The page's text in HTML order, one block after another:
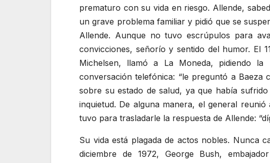
prematuro con su vida en riesgo. Allende,
un grave problema familiar y pidió que se
Allende. Aunque no tuvo escrúpulos para
convicciones, señorío y sentido del humor. El
Michelsen, llamó a La Moneda, pidiendo
conversación telefónica:
le preguntó a Baeza
sobre su estado de salud, ya que había
inquietud. De alguna manera, el general
tuvo para trasladarle la respuesta de Allende:
Su vida está plagada de actos nobles. Nunca
diciembre de 1972, George Bush,